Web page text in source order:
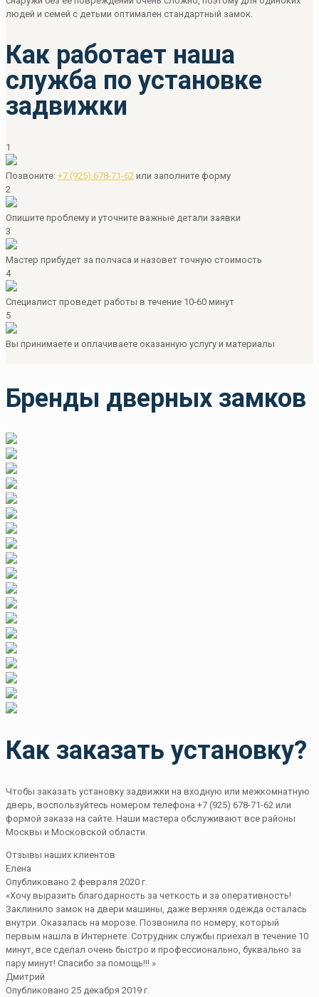
людей и семей с детьми оптимален стандартный замок.
Как работает наша
служба по установке
задвижки
1
Позвоните: +7 (925) 678-71-62 или заполните форму
2
Опишите проблему и уточните важные детали заявки
3
Мастер прибудет за полчаса и назовет точную стоимость
4
Специалист проведет работы в течение 10-60 минут
5
Вы принимаете и оплачиваете оказанную услугу и материалы
Бренды дверных замков
Как заказать установку?
Чтобы заказать установку задвижки на входную или межкомнатную
дверь, воспользуйтесь номером телефона +7 (925) 678-71-62 или
формой заказа на сайте. Наши мастера обслуживают все районы
Москвы и Московской области.
Отзывы наших клиентов
Елена
Опубликовано 2 февраля 2020 г.
«Хочу выразить благодарность за четкость и за оперативность!
Заклинило замок на двери машины, даже верхняя одежда осталась
внутри. Оказалась на морозе. Позвонила по номеру, который
первым нашла в Интернете. Сотрудник службы приехал в течение 10
минут, все сделал очень быстро и профессионально, буквально за
пару минут! Спасибо за помощь!!! »
Дмитрий
Опубликовано 25 декабря 2019 г.